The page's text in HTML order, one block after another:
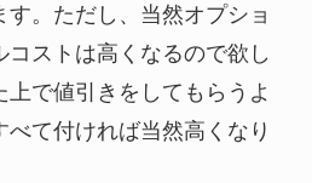
。ただし、当然オプショ
コストは高くなるので欲し
で値引きをしてもらうよ
べて付ければ当然高くなり